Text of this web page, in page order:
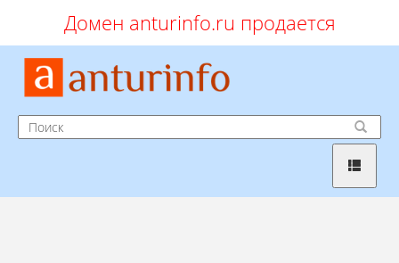
Домен anturinfo.ru продается